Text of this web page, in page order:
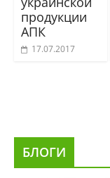
продукции
АПК
17.07.2017
БЛОГИ